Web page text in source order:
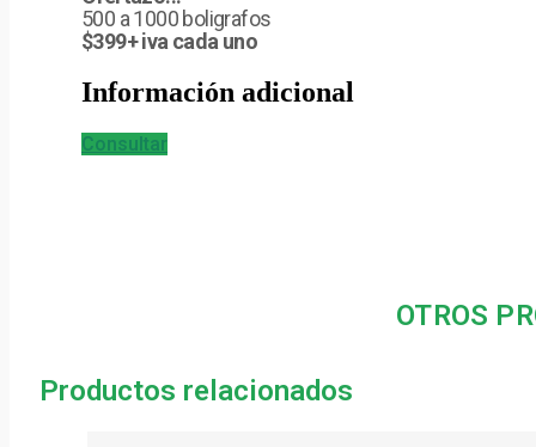
500 a 1000 boligrafos
$399+ iva cada uno
Información adicional
Consultar
OTROS
Productos relacionados